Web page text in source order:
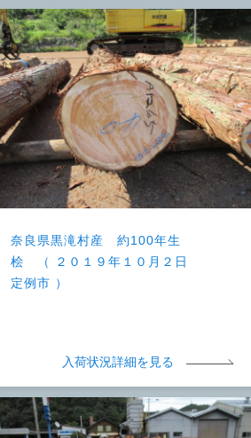
奈良県黒滝村産 約100年生
桧 （ ２０１９年１０月２日
定例市 ）
入荷状況詳細を見る